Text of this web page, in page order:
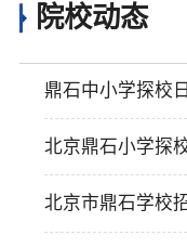
院校动态
鼎石中小学探校
亲临教育现场
北京鼎石小学探
世界教育？
北京市鼎石学校